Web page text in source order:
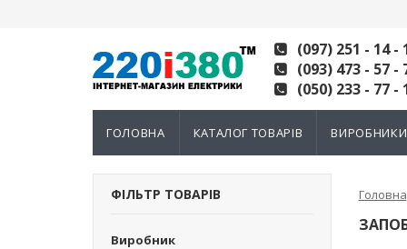
(097) 251 - 14 -
(093) 473 - 57 -
(050) 233 - 77 -
ГОЛОВНА КАТАЛОГ ТОВАРІВ ВИРОБНИКИ
ФІЛЬТР ТОВАРІВ
Виробник
Головна